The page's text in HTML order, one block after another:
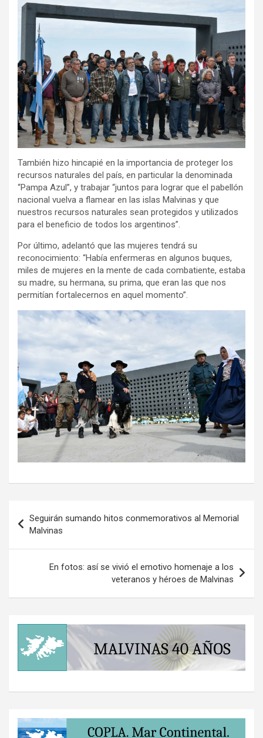
También hizo hincapié en la importancia de proteger los
recursos naturales del país, en particular la denominada
“Pampa Azul”, y trabajar “juntos para lograr que el pabellón
nacional vuelva a flamear en las islas Malvinas y que
nuestros recursos naturales sean protegidos y utilizados
para el beneficio de todos los argentinos”.
Por último, adelantó que las mujeres tendrá su
reconocimiento: “Había enfermeras en algunos buques,
miles de mujeres en la mente de cada combatiente, estaba
su madre, su hermana, su prima, que eran las que nos
permitían fortalecernos en aquel momento”.
de
entradas
Seguirán sumando hitos conmemorativos al Memorial
Malvinas
En fotos: así se vivió el emotivo homenaje a los
veteranos y héroes de Malvinas